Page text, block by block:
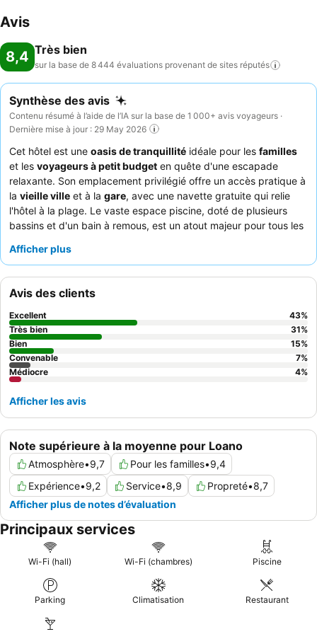
Avis
8,4 Très bien
sur la base de 8 444 évaluations provenant de sites réputés
Synthèse des avis
Contenu résumé à l’aide de l’IA sur la base de 1 000+ avis voyageurs ·
Dernière mise à jour : 29 May 2026
Cet hôtel est une oasis de tranquillité idéale pour les familles
et les voyageurs à petit budget en quête d'une escapade
relaxante. Son emplacement privilégié offre un accès pratique à
la vieille ville et à la gare, avec une navette gratuite qui relie
l'hôtel à la plage. Le vaste espace piscine, doté de plusieurs
bassins et d'un bain à remous, est un atout majeur pour tous les
professionnel et accueillant
pensez à demander une chambre donnant sur le jardin.
Afficher plus
Note supérieure à la moyenne pour Loano
Atmosphère•9,7 Pour les familles•9,4
Expérience•9,2 Service•8,9 Propreté•8,7
Afficher plus de notes d’évaluation
Avis des clients
Excellent 43%
Très bien
31%
Bien
15%
Convenable
7%
Médiocre
4%
Afficher les avis
Principaux services
Wi-Fi (hall) Wi-Fi (chambres) Piscine
Parking Climatisation Restaurant